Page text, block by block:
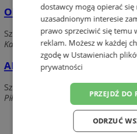
Okoń Marek Usługi
Szewc
Katowicka, 43-100 Tychy
ABC Szewc
Szewc
Piłsudskiego, 43-100 Tychy
dostawcy mogą opierać
uzasadnionym interesie
prawo sprzeciwić się temu
reklam. Możesz w każdej
zgodę w Ustawieniach
prywatności
PRZEJDŹ DO
ODRZUĆ